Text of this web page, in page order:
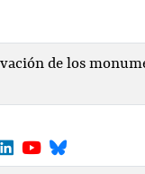
de los